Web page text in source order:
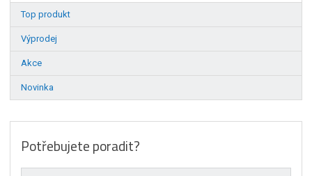
Top produkt
Výprodej
Akce
Novinka
Potřebujete poradit?